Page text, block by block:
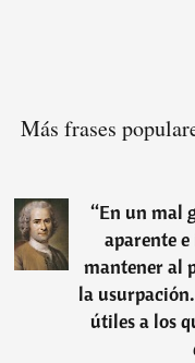
Más frases
“En un mal
aparente
mantener al
la
útiles a los